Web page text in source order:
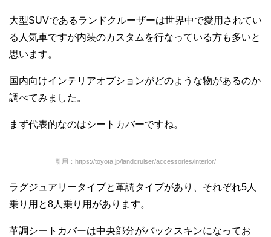
大型SUVであるランドクルーザーは世界中で愛用されてい
る人気車ですが内装のカスタムを行なっている方も多いと
思います。
国内向けインテリアオプションがどのような物があるのか
調べてみました。
まず代表的なのはシートカバーですね。
引用：https://toyota.jp/landcruiser/accessories/interior/
ラグジュアリータイプと革調タイプがあり、それぞれ5人
乗り用と8人乗り用があります。
革調シートカバーは中央部分がバックスキンになってお